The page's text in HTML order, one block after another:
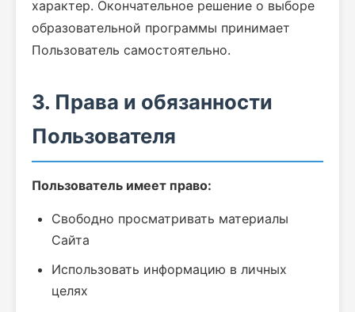
характер. Окончательное решение о выборе
образовательной программы принимает
Пользователь самостоятельно.
3. Права и обязанности
Пользователя
Пользователь имеет право:
Свободно просматривать материалы
Сайта
Использовать информацию в личных
целях